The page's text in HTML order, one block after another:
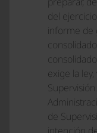
del
informe de
exige la
de